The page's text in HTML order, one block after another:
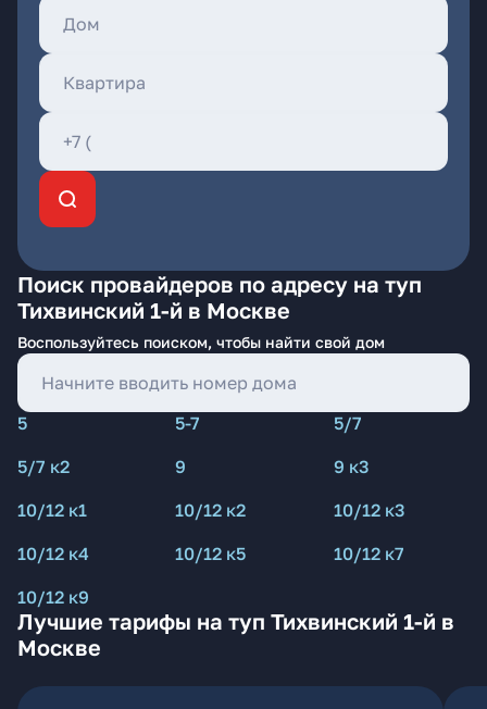
Поиск провайдеров по адресу на туп
Тихвинский 1-й в Москве
Воспользуйтесь поиском, чтобы найти свой дом
5 5-7
5/7
5/7 к2
9
9 к3
10/12 к1
10/12 к2
10/12 к3
10/12 к4
10/12 к5
10/12 к7
10/12 к9
Лучшие тарифы на туп Тихвинский 1-й в
Москве